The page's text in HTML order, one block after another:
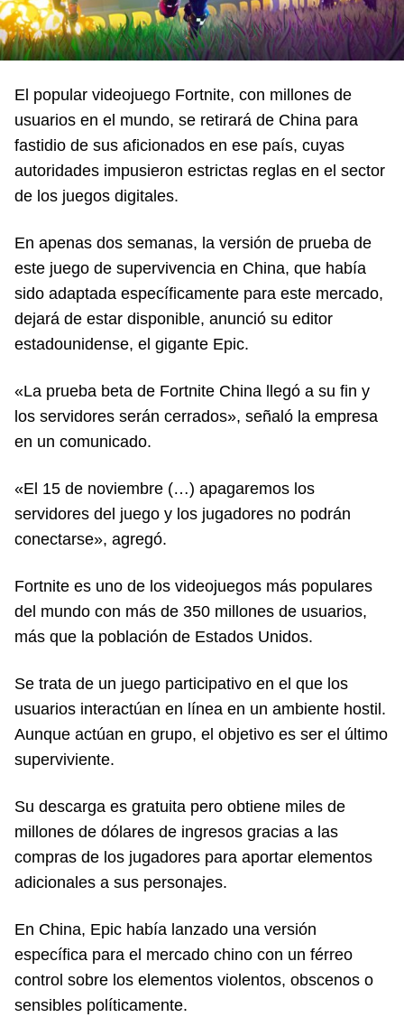
El popular videojuego Fortnite, con millones de
usuarios en el mundo, se retirará de China para
fastidio de sus aficionados en ese país, cuyas
autoridades impusieron estrictas reglas en el sector
de los juegos digitales.
En apenas dos semanas, la versión de prueba de
este juego de supervivencia en China, que había
sido adaptada específicamente para este mercado,
dejará de estar disponible, anunció su editor
estadounidense, el gigante Epic.
«La prueba beta de Fortnite China llegó a su fin y
los servidores serán cerrados», señaló la empresa
en un comunicado.
«El 15 de noviembre (…) apagaremos los
servidores del juego y los jugadores no podrán
conectarse», agregó.
Fortnite es uno de los videojuegos más populares
del mundo con más de 350 millones de usuarios,
más que la población de Estados Unidos.
Se trata de un juego participativo en el que los
usuarios interactúan en línea en un ambiente hostil.
Aunque actúan en grupo, el objetivo es ser el último
superviviente.
Su descarga es gratuita pero obtiene miles de
millones de dólares de ingresos gracias a las
compras de los jugadores para aportar elementos
adicionales a sus personajes.
En China, Epic había lanzado una versión
específica para el mercado chino con un férreo
control sobre los elementos violentos, obscenos o
sensibles políticamente.